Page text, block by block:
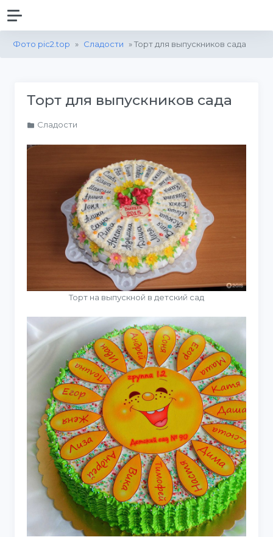
Фото pic2.top » Сладости » Торт для выпускников сада
Торт для выпускников сада
Сладости
Торт на выпускной в детский сад